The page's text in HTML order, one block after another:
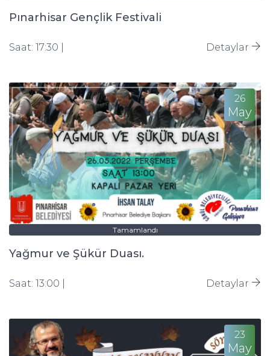
Pınarhisar Gençlik Festivali
Saat: 17:30 | Detaylar
Tamamlandı
26
May
Yağmur ve Şükür Duası.
Saat: 13:00 | Detaylar
23
May